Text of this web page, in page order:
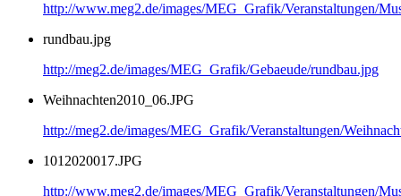
http://www.meg2.de/images/MEG_Grafik/Veranstaltungen/
rundbau.jpg
http://meg2.de/images/MEG_Grafik/Gebaeude/rundbau.jpg
Weihnachten2010_06.JPG
http://meg2.de/images/MEG_Grafik/Veranstaltungen/
1012020017.JPG
http://www.meg2.de/images/MEG_Grafik/Veranstaltungen/